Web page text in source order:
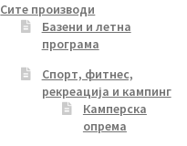
Сите производи
Базени и летна
програма
Спорт, фитнес,
рекреација и кампинг
Камперска
опрема